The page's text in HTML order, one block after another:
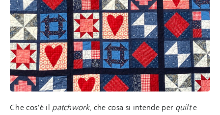
Che cos’è il patchwork, che cosa si intende per quilte